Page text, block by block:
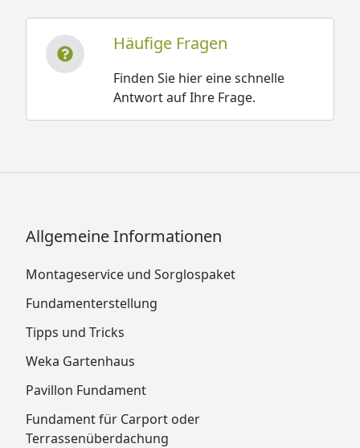
Häufige Fragen
Finden Sie hier eine schnelle
Antwort auf Ihre Frage.
Allgemeine Informationen
Montageservice und Sorglospaket
Fundamenterstellung
Tipps und Tricks
Weka Gartenhaus
Pavillon Fundament
Fundament für Carport oder
Terrassenüberdachung